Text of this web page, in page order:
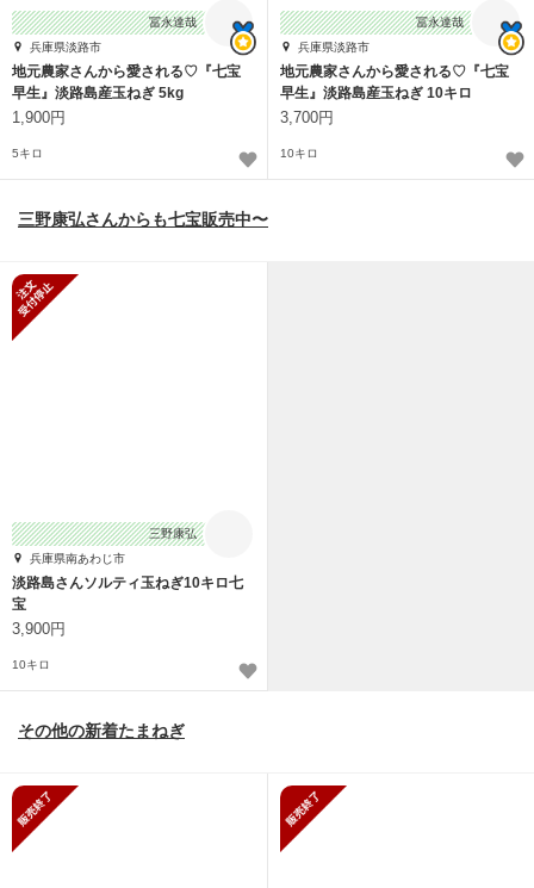
冨永達哉
兵庫県淡路市
地元農家さんから愛される♡『七宝
早生』淡路島産玉ねぎ 5kg
1,900円
5キロ
冨永達哉
兵庫県淡路市
地元農家さんから愛される♡『七宝
早生』淡路島産玉ねぎ 10キロ
3,700円
10キロ
三野康弘さんからも七宝販売中〜
三野康弘
兵庫県南あわじ市
淡路島さんソルティ玉ねぎ10キロ七
宝
3,900円
10キロ
その他の新着たまねぎ